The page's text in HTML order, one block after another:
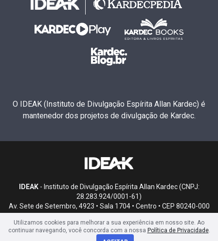
O IDEAK (Instituto de Divulgação Espírita Allan Kardec) é
mantenedor dos projetos de divulgação de Kardec.
IDEAK- Instituto de Divulgação Espírita Allan Kardec (CNPJ:
28.283.924/0001-61)
Av. Sete de Setembro, 4923 • Sala 1704 • Centro • CEP 80240-000
Utilizamos cookies para melhorar a sua experiência em nosso site. Ao
continuar navegando, você concorda com a nossa Política de Privacidade.